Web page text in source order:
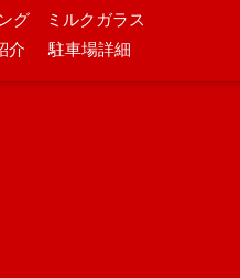
ング ミルクガラス
介 駐車場詳細